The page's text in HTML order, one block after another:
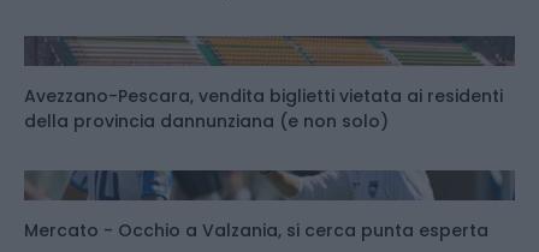
Avezzano-Pescara, vendita biglietti vietata ai residenti
della provincia dannunziana (e non solo)
Mercato - Occhio a Valzania, si cerca punta esperta